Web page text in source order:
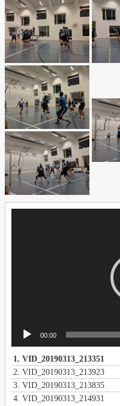
00:00
1. VID_20190313_213351
2. VID_20190313_213923
3. VID_20190313_213835
4. VID_20190313_214931